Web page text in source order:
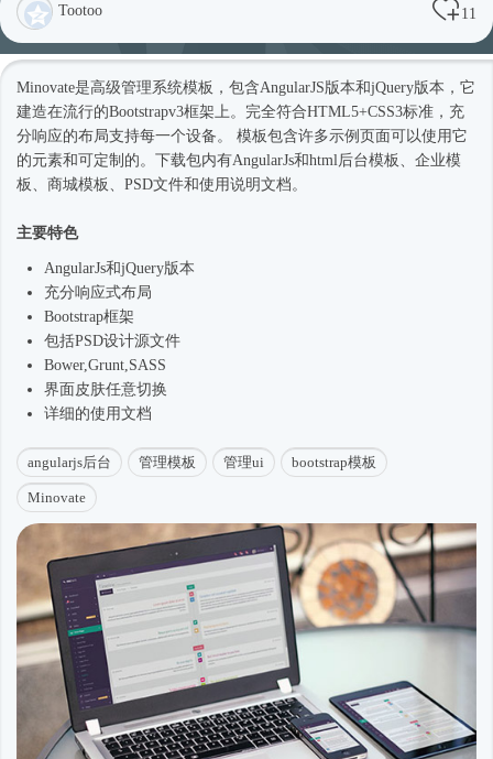
Tootoo 11
Minovate是高级管理系统模板，包含AngularJS版本和jQuery版本，它
建造在流行的Bootstrapv3框架上。完全符合HTML5+CSS3标准，充
分响应的布局支持每一个设备。 模板包含许多示例页面可以使用它
的元素和可定制的。下载包内有AngularJs和html 后台模板 、企业模
板
、商城模板、PSD文件和使用说明文档。
主要特色
AngularJs和jQuery版本
充分响应式布局
Bootstrap框架
包括PSD设计源文件
Bower,Grunt,SASS
界面皮肤任意切换
详细的使用文档
angularjs后台 管理模板 管理ui bootstrap模板
Minovate